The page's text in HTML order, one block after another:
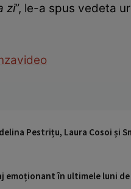
zi”, le-a spus vedeta
video
Pestrițu, Laura Cosoi și
emoționant în ultimele luni